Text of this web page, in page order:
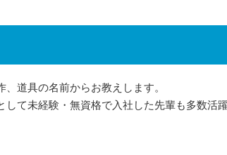
道具の名前からお教えします。
して未経験・無資格で入社した先輩も多数活